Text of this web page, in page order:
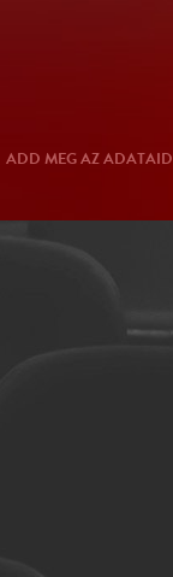
ADD MEG AZ ADATAID